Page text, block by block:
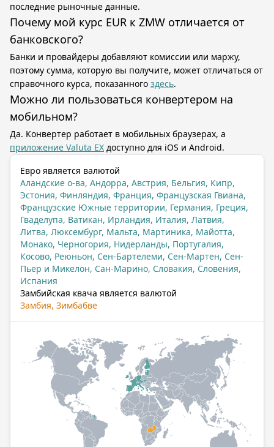
последние рыночные данные.
Почему мой курс EUR к ZMW отличается от
банковского?
Банки и провайдеры добавляют комиссии или маржу,
поэтому сумма, которую вы получите, может отличаться от
справочного курса, показанного здесь.
Можно ли пользоваться конвертером на
мобильном?
Да. Конвертер работает в мобильных браузерах, а
приложение Valuta EX доступно для iOS и Android.
Евро является валютой
Аландские о-ва, Андорра, Австрия, Бельгия, Кипр,
Эстония, Финляндия, Франция, Французская Гвиана,
Французские Южные территории, Германия, Греция,
Гваделупа, Ватикан, Ирландия, Италия, Латвия,
Литва, Люксембург, Мальта, Мартиника, Майотта,
Монако, Черногория, Нидерланды, Португалия,
Косово, Реюньон, Сен-Бартелеми, Сен-Мартен, Сен-
Пьер и Микелон, Сан-Марино, Словакия, Словения,
Испания
Замбийская квача является валютой
Замбия, Зимбабве